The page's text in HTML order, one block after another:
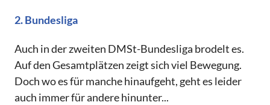
2. Bundesliga
Auch in der zweiten DMSt-Bundesliga brodelt es.
Auf den Gesamtplätzen zeigt sich viel Bewegung.
Doch wo es für manche hinaufgeht, geht es leider
auch immer für andere hinunter...